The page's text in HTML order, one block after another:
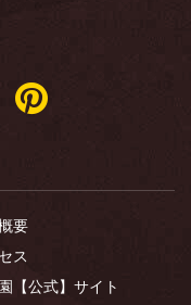
要
ス
【公式】サイト